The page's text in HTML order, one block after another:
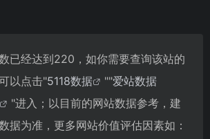
已经达到220，如你需要查询该站的
以点击"5118数据 ""爱站数据
"进入；以目前的网站数据参考，建
据为准，更多网站价值评估因素如：